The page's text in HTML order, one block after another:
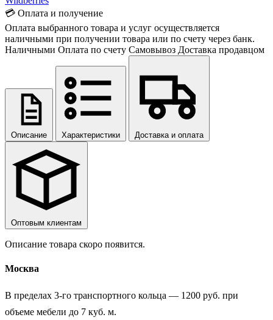
💳 Оплата и получение
Оплата выбранного товара и услуг осуществляется
наличными при получении товара или по счету через банк.
Наличными Оплата по счету Самовывоз Доставка продавцом
Описание Характеристики Доставка и оплата
Оптовым клиентам
Описание товара скоро появится.
Москва
В пределах 3-го транспортного кольца — 1200 руб. при
объеме мебели до 7 куб. м.